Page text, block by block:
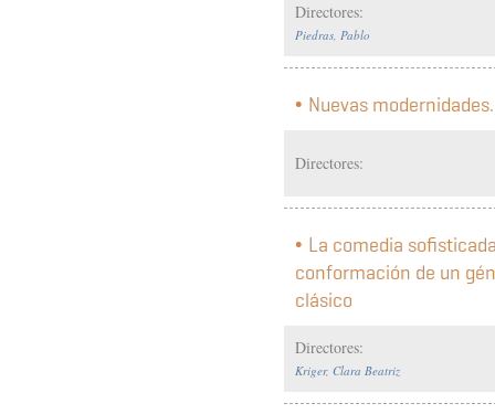
Directores:
Piedras, Pablo
Nuevas
Directores:
La comedia
conformación de un
clásico
Directores:
Kriger, Clara Beatriz